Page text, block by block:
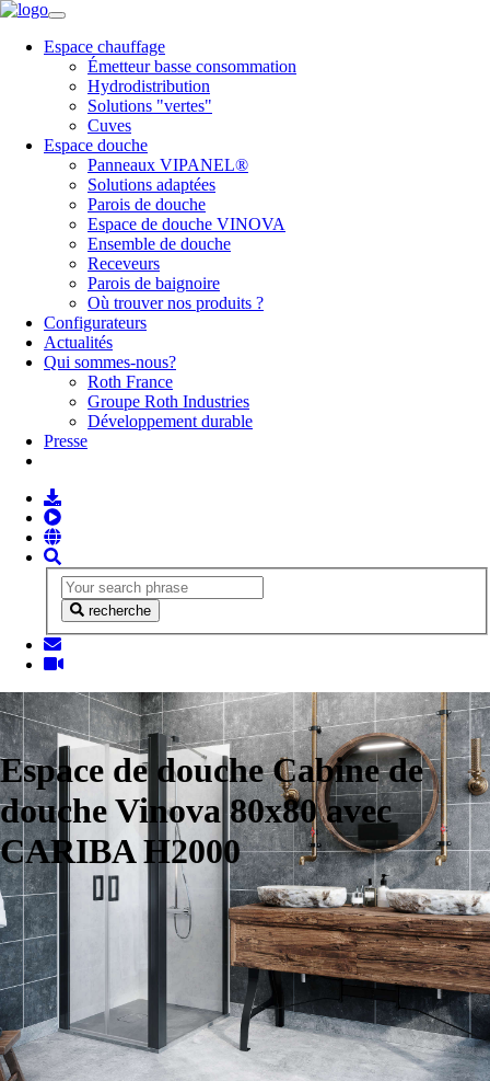
Espace chauffage
Émetteur basse consommation
Hydrodistribution
Solutions "vertes"
Cuves
Espace douche
Panneaux VIPANEL®
Solutions adaptées
Parois de douche
Espace de douche VINOVA
Ensemble de douche
Receveurs
Parois de baignoire
Où trouver nos produits ?
Configurateurs
Actualités
Qui sommes-nous?
Roth France
Groupe Roth Industries
Développement durable
Presse
recherche
Espace de douche Cabine de
douche Vinova 80x80 avec
CARIBA H2000